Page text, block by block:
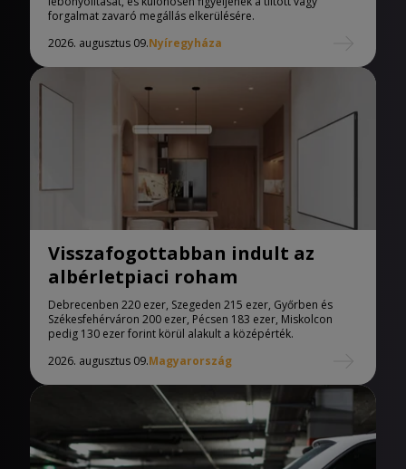
forgalmat zavaró megállás elkerülésére.
2026. augusztus 09.Nyíregyháza
Visszafogottabban indult az
albérletpiaci roham
Debrecenben 220 ezer, Szegeden 215 ezer, Győrben és
Székesfehérváron 200 ezer, Pécsen 183 ezer, Miskolcon
pedig 130 ezer forint körül alakult a középérték.
2026. augusztus 09.Magyarország